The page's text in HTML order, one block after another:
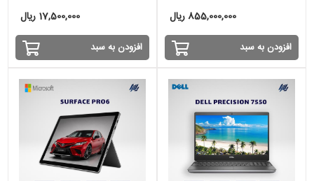
855,000,000 ریال
افزودن به سبد
17,500,000 ریال
افزودن به سبد